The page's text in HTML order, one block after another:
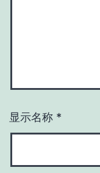
显示名称 *